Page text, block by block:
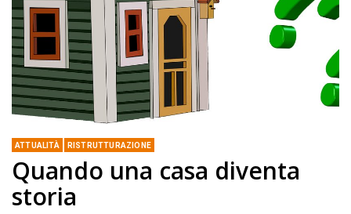
ATTUALITÀ RISTRUTTURAZIONE
Quando una casa diventa
storia